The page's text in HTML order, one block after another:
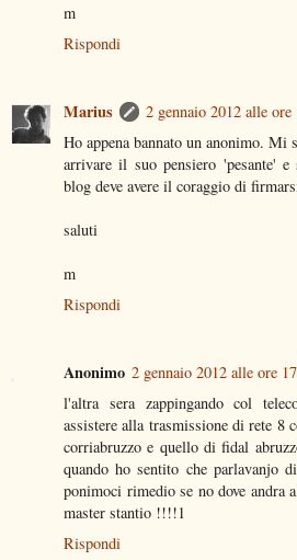
m
Rispondi
Marius
2 gennaio 2012 alle ore
Ho appena bannato un anonimo. Mi
arrivare il suo pensiero 'pesante'
blog deve avere il coraggio di
saluti
m
Rispondi
Anonimo 2 gennaio 2012 alle ore
l'altra sera zappingando col
assistere alla trasmissione di rete 8
corriabruzzo e quello di fidal
quando ho sentito che parlavanjo
ponimoci rimedio se no dove andra
master stantio !!!!1
Rispondi